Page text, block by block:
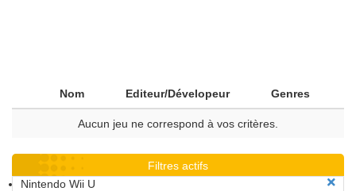
Nom Editeur/Dévelopeur Genres
Aucun jeu ne correspond à vos critères.
Filtres actifs
Nintendo Wii U